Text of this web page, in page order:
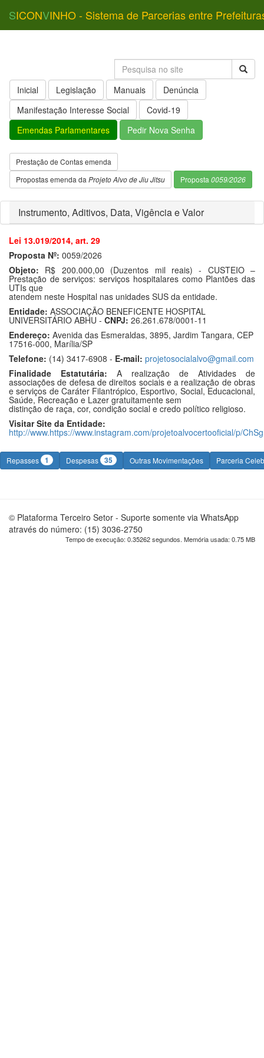
SICONVINHO - Sistema de Parcerias entre
Inicial Legislação Manuais
Denúncia
Manifestação Interesse Social
Covid-19
Emendas Parlamentares
Pedir Nova Senha
Prestação de Contas emenda
Propostas emenda da Projeto Alvo de Jiu Jitsu Proposta 0059/2026
Instrumento, Aditivos, Data, Vigência e Valor
Lei 13.019/2014, art. 29
Proposta Nº: 0059/2026
Objeto: R$ 200.000,00 (Duzentos mil reais) - CUSTEIO –
Prestação de serviços: serviços hospitalares como Plantões das
UTIs que
atendem neste Hospital nas unidades SUS da entidade.
Entidade: ASSOCIAÇÃO BENEFICENTE HOSPITAL
UNIVERSITÁRIO ABHU - CNPJ: 26.261.678/0001-11
Endereço: Avenida das Esmeraldas, 3895, Jardim Tangara, CEP
17516-000, Marília/SP
Telefone: (14) 3417-6908 - E-mail: projetosocialalvo@gmail.com
Finalidade Estatutária: A realização de Atividades de
associações de defesa de direitos sociais e a realização de obras
e serviços de Caráter Filantrópico, Esportivo, Social, Educacional,
Saúde, Recreação e Lazer gratuitamente sem
distinção de raça, cor, condição social e credo político religioso.
Visitar Site da Entidade:
http://www.https://www.instagram.com/projetoalvocertooficial/p/
Repasses 1 Despesas 35 Outras Movimentações Parceria
© Plataforma Terceiro Setor - Suporte somente via WhatsApp
através do número: (15) 3036-2750
Tempo de execução: 0.35262 segundos. Memória usada: 0.75 MB